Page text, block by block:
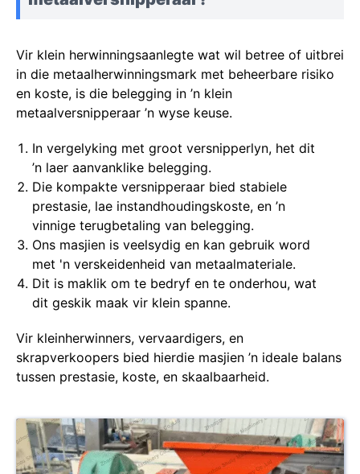
Vir klein herwinningsaanlegte wat wil betree of uitbrei
in die metaalherwinningsmark met beheerbare risiko
en koste, is die belegging in ’n klein
metaalversnipperaar ’n wyse keuse.
In vergelyking met groot versnipperlyn, het dit
’n laer aanvanklike belegging.
Die kompakte versnipperaar bied stabiele
prestasie, lae instandhoudingskoste, en ’n
vinnige terugbetaling van belegging.
Ons masjien is veelsydig en kan gebruik word
met 'n verskeidenheid van metaalmateriale.
Dit is maklik om te bedryf en te onderhou, wat
dit geskik maak vir klein spanne.
Vir kleinherwinners, vervaardigers, en
skrapverkoopers bied hierdie masjien ’n ideale balans
tussen prestasie, koste, en skaalbaarheid.